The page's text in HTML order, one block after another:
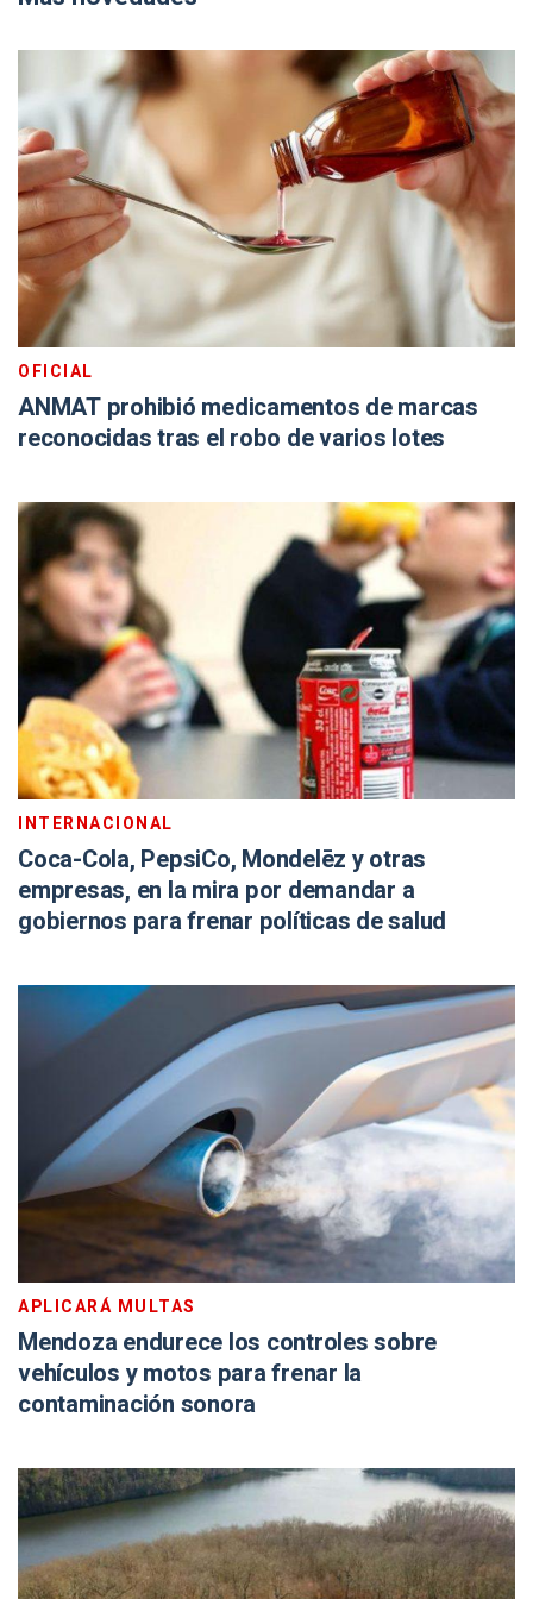
OFICIAL
ANMAT prohibió medicamentos de marcas
reconocidas tras el robo de varios lotes
INTERNACIONAL
Coca-Cola, PepsiCo, Mondelēz y otras
empresas, en la mira por demandar a
gobiernos para frenar políticas de salud
APLICARÁ MULTAS
Mendoza endurece los controles sobre
vehículos y motos para frenar la
contaminación sonora